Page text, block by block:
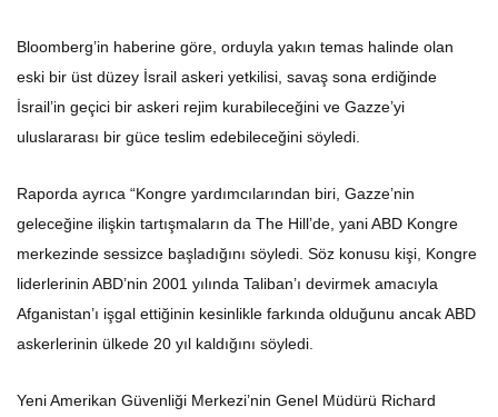
Bloomberg’in haberine göre, orduyla yakın temas halinde olan
eski bir üst düzey İsrail askeri yetkilisi, savaş sona erdiğinde
İsrail’in geçici bir askeri rejim kurabileceğini ve Gazze’yi
uluslararası bir güce teslim edebileceğini söyledi.
Raporda ayrıca “Kongre yardımcılarından biri, Gazze’nin
geleceğine ilişkin tartışmaların da The Hill’de, yani ABD Kongre
merkezinde sessizce başladığını söyledi. Söz konusu kişi, Kongre
liderlerinin ABD’nin 2001 yılında Taliban’ı devirmek amacıyla
Afganistan’ı işgal ettiğinin kesinlikle farkında olduğunu ancak ABD
askerlerinin ülkede 20 yıl kaldığını söyledi.
Yeni Amerikan Güvenliği Merkezi’nin Genel Müdürü Richard